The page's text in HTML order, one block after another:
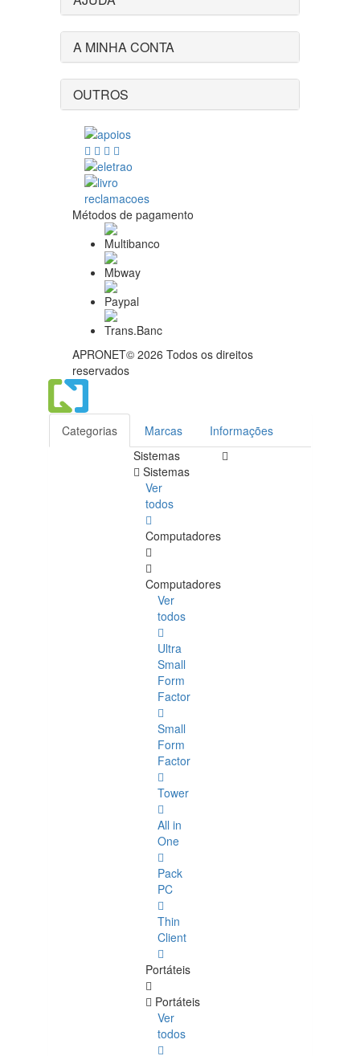
A MINHA CONTA
OUTROS
Métodos de pagamento
APRONET© 2026 Todos os direitos
reservados
Categorias Marcas
Informações
Sistemas
Sistemas
Ver
todos
Computadores
Computadores
Ver
todos
Ultra
Small
Form
Factor
Small
Form
Factor
Tower
All in
One
Pack
PC
Thin
Client
Portáteis
Portáteis
Ver
todos